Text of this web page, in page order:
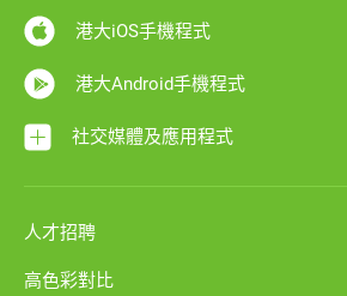
港大iOS手機程式
港大Android手機程式
社交媒體及應用程式
人才招聘
高色彩對比